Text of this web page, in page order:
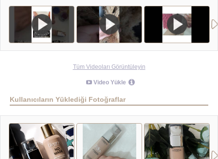
Tüm Videoları Görüntüleyin
Video Yükle
Kullanıcıların Yüklediği Fotoğraflar